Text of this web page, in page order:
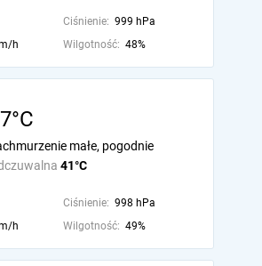
Ciśnienie: 999 hPa
h Wilgotność: 48%
41°C
małe, pogodnie
Ciśnienie: 998 hPa
h Wilgotność: 49%